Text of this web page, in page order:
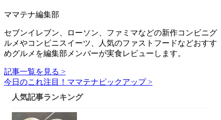
ママテナ編集部
セブンイレブン、ローソン、ファミマなどの新作コンビニグ
ルメやコンビニスイーツ、人気のファストフードなどおすす
めグルメを編集部メンバーが実食レビューします。
記事一覧を見る >
今日のこれ注目！ママテナピックアップ >
人気記事ランキング